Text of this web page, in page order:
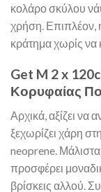
κολάρο σκύλου
χρήση. Επιπλέον,
κράτημα χωρίς να
Get M 2 x
Κορυφαίας
Αρχικά, αξίζει να
ξεχωρίζει χάρη
neoprene.
προσφέρει
βρίσκεις αλλού.